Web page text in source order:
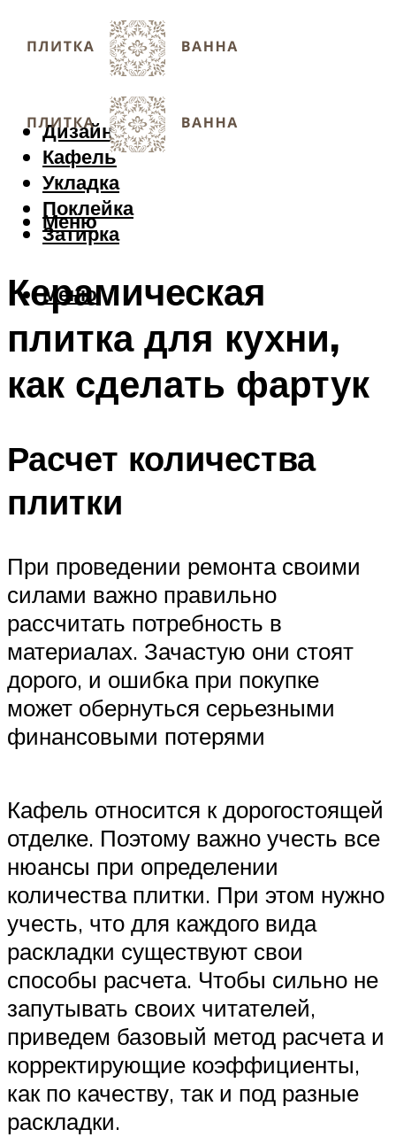
Дизайн
Кафель
Укладка
Поклейка
Затирка
Меню
Меню
Керамическая
плитка для кухни,
как сделать фартук
Расчет количества
плитки
При проведении ремонта своими
силами важно правильно
рассчитать потребность в
материалах. Зачастую они стоят
дорого, и ошибка при покупке
может обернуться серьезными
финансовыми потерями
Кафель относится к дорогостоящей
отделке. Поэтому важно учесть все
нюансы при определении
количества плитки. При этом нужно
учесть, что для каждого вида
раскладки существуют свои
способы расчета. Чтобы сильно не
запутывать своих читателей,
приведем базовый метод расчета и
корректирующие коэффициенты,
как по качеству, так и под разные
раскладки.